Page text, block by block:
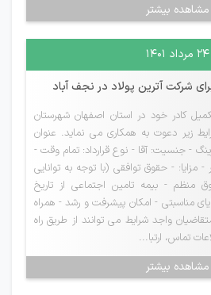
مشاهده بیشتر
۲۴ مرداد ۱۴۰۱
شرکت آترین پولاد در نجف آباد
کادر خود در استان اصفهان شهرستان
زیر دعوت به همکاری می نماید. عنوان
- جنسیت: آقا - نوع قرارداد: تمام وقت -
مزایا: - حقوق توافقی (با توجه به توانایی
منظم - بیمه تامین اجتماعی از تاریخ
مناسبتی - امکان پیشرفت و رشد - همراه
واجد شرایط می توانند از طریق راه
تماس، ارتبا...
مشاهده بیشتر